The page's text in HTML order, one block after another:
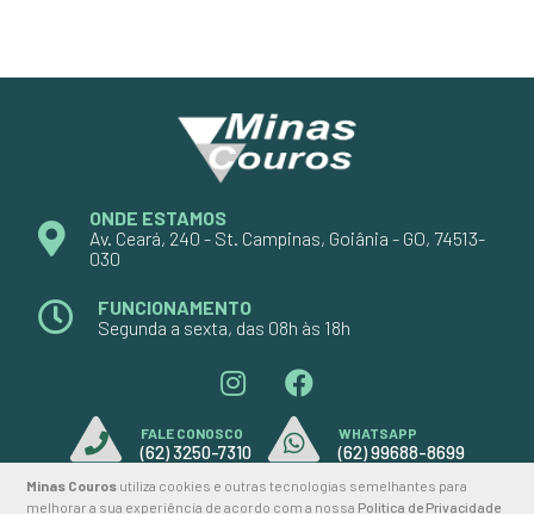
Minas Couros utiliza cookies e outras tecnologias semelhantes para
melhorar a sua experiência de acordo com a nossa Política de Privacidade
ONDE ESTAMOS
Av. Ceará, 240 - St. Campinas, Goiânia - GO, 74513-
030
FUNCIONAMENTO
Segunda a sexta, das 08h às 18h
FALE CONOSCO
(62) 3250-7310
WHATSAPP
(62) 99688-8699